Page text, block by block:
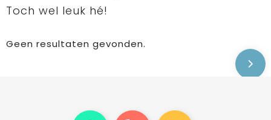
Toch wel leuk hé!
Geen resultaten gevonden.